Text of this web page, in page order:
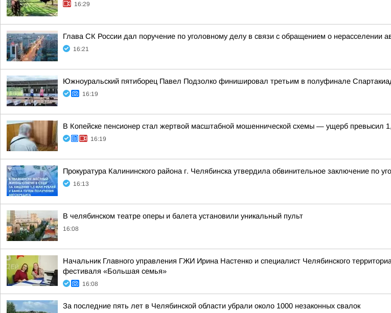
16:29
Глава СК России дал поручение по уголовному делу в связи с обращением о нерасселении
16:21
Южноуральский пятиборец Павел Подзолко финишировал третьим в полуфинале
16:19
В Копейске пенсионер стал жертвой масштабной мошеннической схемы — ущерб превысил
16:19
Прокуратура Калининского района г. Челябинска утвердила обвинительное заключение по
16:13
В челябинском театре оперы и балета установили уникальный пульт
16:08
Начальник Главного управления ГЖИ Ирина Настенко и специалист Челябинского
фестиваля «Большая семья»
16:08
За последние пять лет в Челябинской области убрали около 1000 незаконных свалок